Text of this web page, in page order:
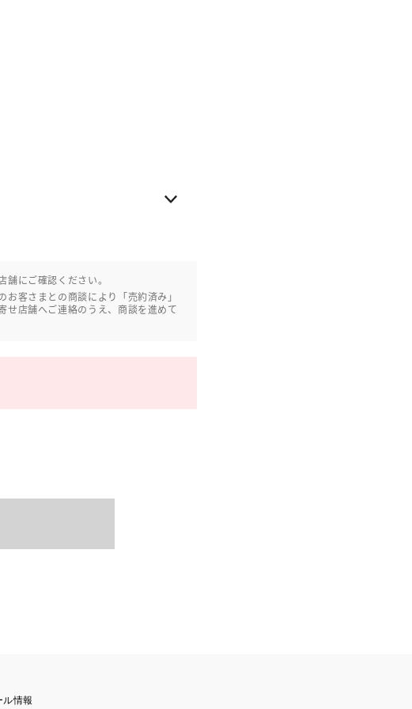
にご確認ください。
客さまとの商談により「売約済み」
せ店舗へご連絡のうえ、商談を進めて
ル情報